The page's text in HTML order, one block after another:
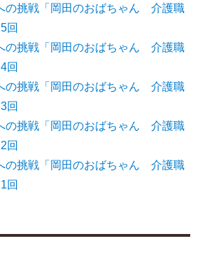
の挑戦「岡田のおばちゃん 介護職
回
の挑戦「岡田のおばちゃん 介護職
回
の挑戦「岡田のおばちゃん 介護職
回
の挑戦「岡田のおばちゃん 介護職
回
の挑戦「岡田のおばちゃん 介護職
回